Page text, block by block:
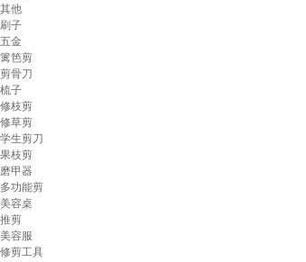
其他
刷子
五金
篱笆剪
剪骨刀
梳子
修枝剪
修草剪
学生剪刀
果枝剪
磨甲器
多功能剪
美容桌
推剪
美容服
修剪工具